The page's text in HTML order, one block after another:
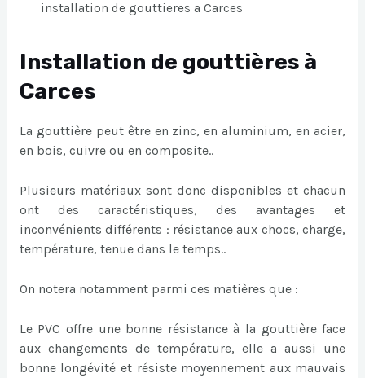
installation de gouttieres a Carces
Installation de gouttières à
Carces
La gouttière peut être en zinc, en aluminium, en acier,
en bois, cuivre ou en composite..
Plusieurs matériaux sont donc disponibles et chacun
ont des caractéristiques, des avantages et
inconvénients différents : résistance aux chocs, charge,
température, tenue dans le temps..
On notera notamment parmi ces matières que :
Le PVC offre une bonne résistance à la gouttière face
aux changements de température, elle a aussi une
bonne longévité et résiste moyennement aux mauvais